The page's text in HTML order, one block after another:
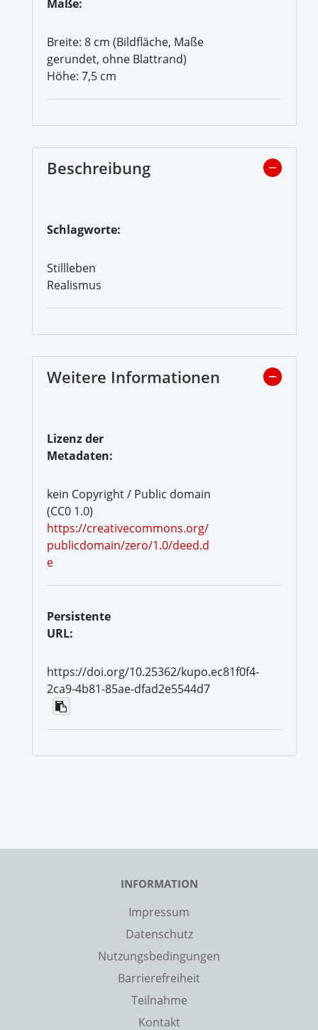
Maße:
Breite: 8 cm (Bildfläche, Maße
gerundet, ohne Blattrand)
Höhe: 7,5 cm
Beschreibung
Schlagworte:
Stillleben
Realismus
Weitere Informationen
Lizenz der
Metadaten:
kein Copyright / Public domain
(CC0 1.0)
https://creativecommons.org/
publicdomain/zero/1.0/deed.d
e
Persistente
URL:
https://doi.org/10.25362/kupo.ec81f0f4-
2ca9-4b81-85ae-dfad2e5544d7
INFORMATION
Impressum
Datenschutz
Nutzungsbedingungen
Barrierefreiheit
Teilnahme
Kontakt